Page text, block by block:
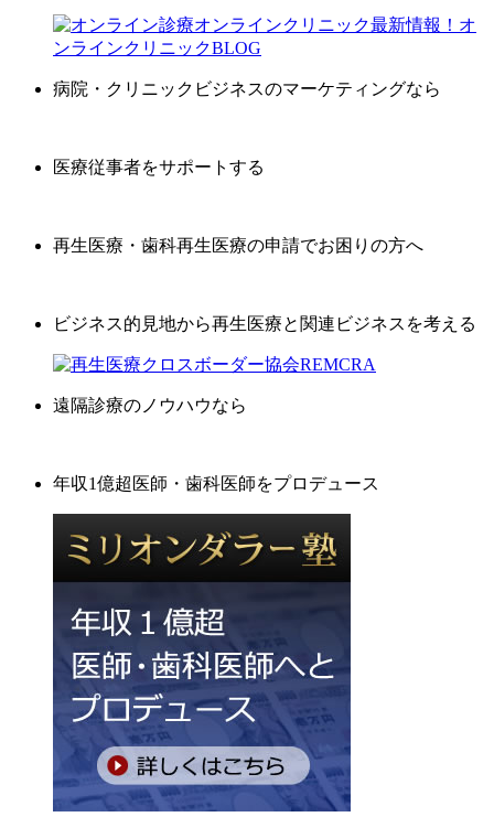
病院・クリニックビジネスのマーケティングなら
医療従事者をサポートする
再生医療・歯科再生医療の申請でお困りの方へ
ビジネス的見地から再生医療と関連ビジネスを考える
遠隔診療のノウハウなら
年収1億超医師・歯科医師をプロデュース